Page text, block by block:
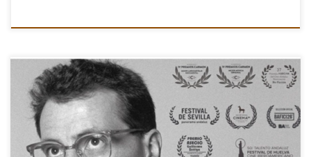
‘Imprescindibles’ estrena el documental ‘Atín Aya. Retrato del
silencio’, de Alejandro Toro y Hugo Cabezas. Esta coproducción de